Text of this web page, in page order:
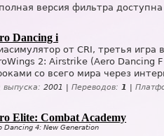
версия фильтра
Dancing i
от CRI, третья
2: Airstrike (Aero Dancing
со всего мира через
выпуска: 2001 |Переводов: 1 |
Elite: Combat Academy
Dancing 4: New Generation